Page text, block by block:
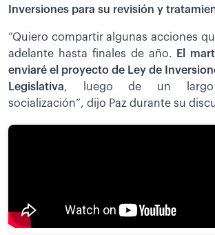
Inversiones para su revisión y
“Quiero compartir algunas acciones
adelante hasta finales de año.
El
enviaré el proyecto de Ley de
Legislativa, luego de un largo
socialización”, dijo Paz durante su